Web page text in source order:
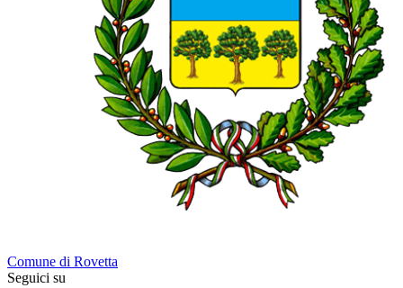
Comune di Rovetta
Seguici su